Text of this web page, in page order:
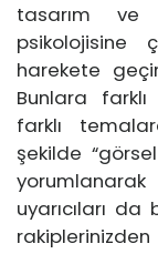
tasarım ve
psikolojisine
harekete
Bunlara
farklı
şekilde
uyarıcıları